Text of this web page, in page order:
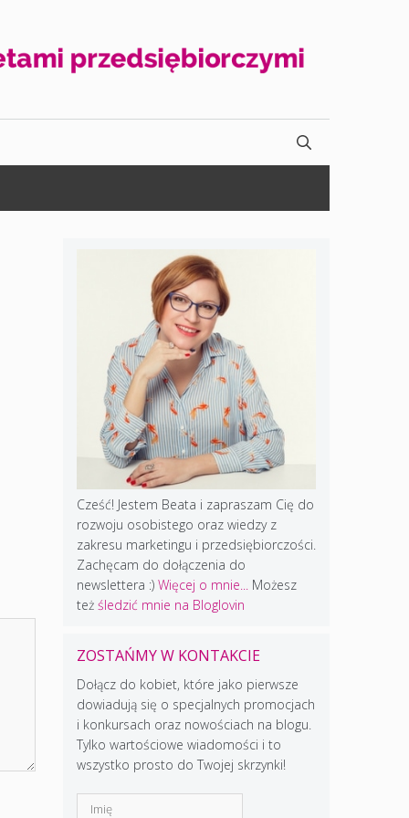
Cześć! Jestem Beata i zapraszam Cię do
rozwoju osobistego oraz wiedzy z
zakresu marketingu i przedsiębiorczości.
Zachęcam do dołączenia do
newslettera :) Więcej o mnie...
Możesz
też śledzić mnie na Bloglovin
ZOSTAŃMY W KONTAKCIE
Dołącz do kobiet, które jako pierwsze
dowiadują się o specjalnych promocjach
i konkursach oraz nowościach na blogu.
Tylko wartościowe wiadomości i to
wszystko prosto do Twojej skrzynki!